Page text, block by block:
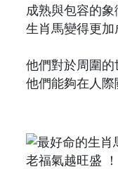
成熟與包容的
生肖馬變得更加
他們對於周圍
他們能夠在人際